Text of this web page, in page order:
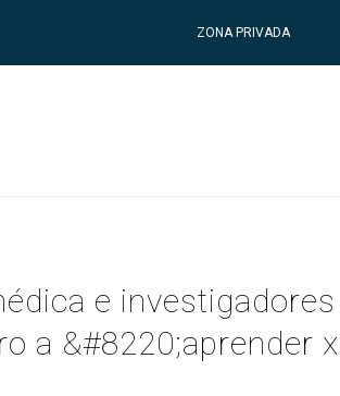
ZONA PRIVADA
e
a &#8220;aprender